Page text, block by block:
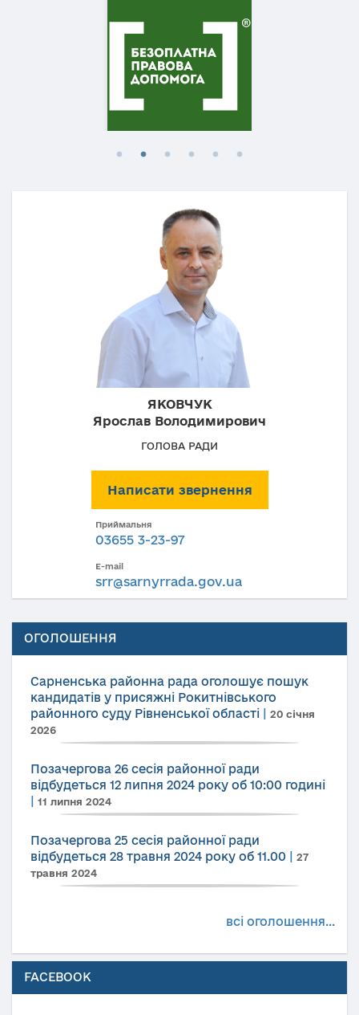
ЯКОВЧУК
Ярослав Володимирович
ГОЛОВА РАДИ
Написати звернення
Приймальня
03655 3-23-97
E-mail
srr@sarnyrrada.gov.ua
ОГОЛОШЕННЯ
Сарненська районна рада оголошує пошук
кандидатів у присяжні Рокитнівського
районного суду Рівненської області
20 січня
2026
Позачергова 26 сесія районної ради
відбудеться 12 липня 2024 року об 10:00 годині
11 липня 2024
Позачергова 25 сесія районної ради
відбудеться 28 травня 2024 року об 11.00
27
травня 2024
всі оголошення...
FACEBOOK